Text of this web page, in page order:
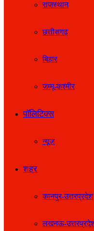
राजस्थान
छत्तीसगढ़
बिहार
जम्मू-कश्मीर
पॉलिटिक्स
न्यूज़
शहर
कानपुर-उत्तरप्रदेश
लखनऊ-